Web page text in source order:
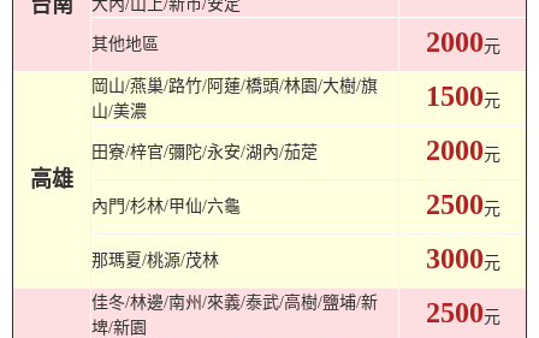
大內/山上/新市/安定
其他地區 2000元
高雄
岡山/燕巢/路竹/阿蓮/橋頭/林園/大樹/旗
山/美濃
1500元
田寮/梓官/彌陀/永安/湖內/茄萣 2000元
內門/杉林/甲仙/六龜 2500元
那瑪夏/桃源/茂林 3000元
佳冬/林邊/南州/來義/泰武/高樹/鹽埔/新
埤/新園
2500元